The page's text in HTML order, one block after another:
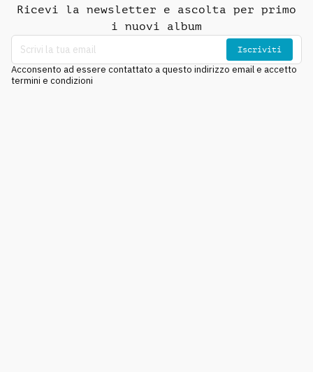
Ricevi la newsletter e ascolta per primo
i nuovi album
Iscriviti
Acconsento ad essere contattato a questo indirizzo email e accetto
termini e condizioni